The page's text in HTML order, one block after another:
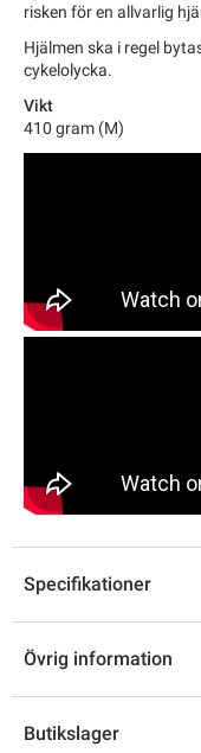
risken för en allvarlig
Hjälmen ska i regel
cykelolycka.
Vikt
410 gram (M)
Specifikationer
Övrig information
Butikslager